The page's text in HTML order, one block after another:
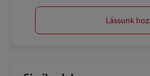
Lássunk